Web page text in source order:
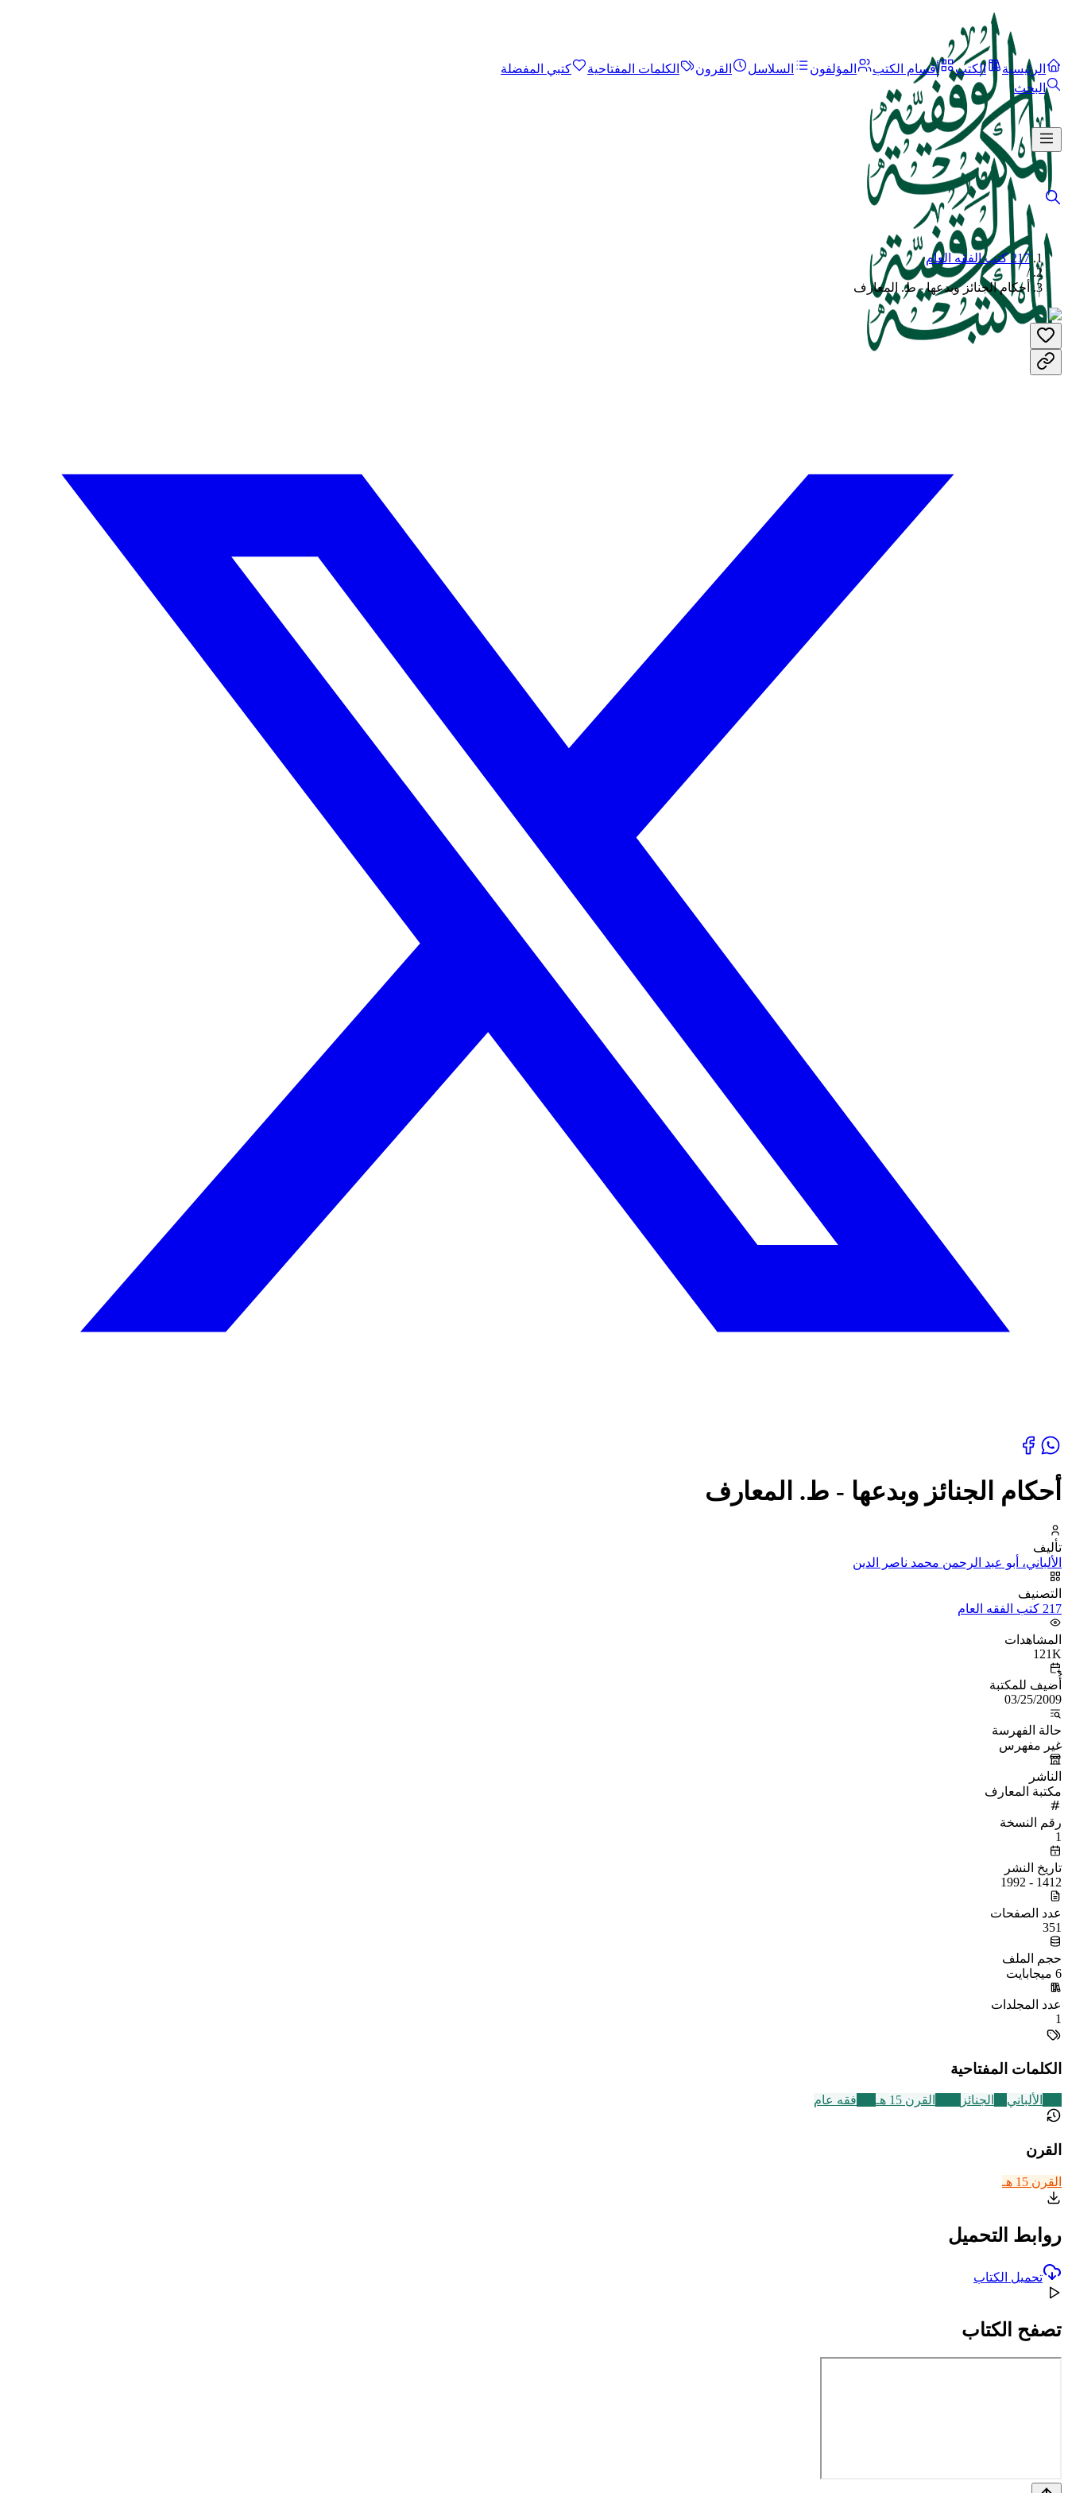
الرئيسية الكتب أقسام الكتب المؤلفون السلاسل القرون الكلمات المفتاحية
كتبي المفضلة
البحث
217 كتب الفقه العام
/
أحكام الجنائز وبدعها - ط. المعارف
أحكام الجنائز وبدعها - ط. المعارف
تأليف
الألباني، أبو عبد الرحمن محمد ناصر الدين
التصنيف
217 كتب الفقه العام
المشاهدات
121K
أُضيف للمكتبة
03/25/2009
حالة الفهرسة
غير مفهرس
الناشر
مكتبة المعارف
رقم النسخة
1
تاريخ النشر
1412 - 1992
عدد الصفحات
351
حجم الملف
6 ميجابايت
عدد المجلدات
1
الكلمات المفتاحية
الألباني الجنائز القرن 15 هـ فقه عام
القرن
القرن 15 هـ
روابط التحميل
تحميل الكتاب
تصفح الكتاب